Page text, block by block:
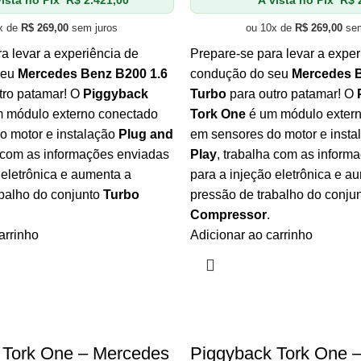
deR$ 269,00 sem juros
levar a experiência de
Mercedes Benz B200 1.6
patamar! O Piggyback
módulo externo conectado
motor e instalação Plug and
as informações enviadas
e aumenta a
do conjunto Turbo
ou 10x deR$ 269,00
Prepare-se para levar a
condução do seu Mercedes
Turbo para outro patamar! O
Tork Oneé um módulo
em sensores do motor e
Play, trabalha com as
para a injeção eletrônica e
pressão de trabalho do
Compressor.
Adicionar ao carrinho
One – Mercedes Piggyback Tork One